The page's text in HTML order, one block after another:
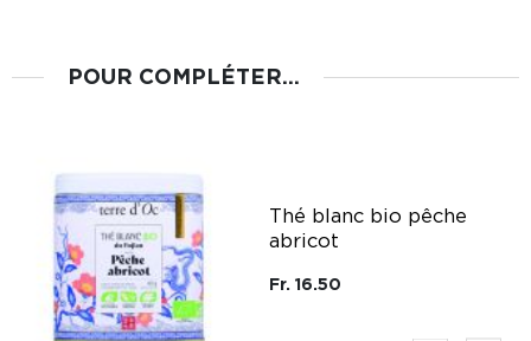
POUR COMPLÉTER...
Thé blanc bio pêche
abricot
Fr. 16.50